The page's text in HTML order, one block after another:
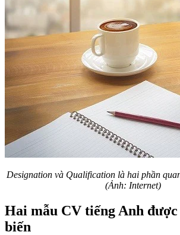
Designation và Qualification là hai phần
(Ảnh: Internet)
Hai mẫu CV tiếng Anh được
biến